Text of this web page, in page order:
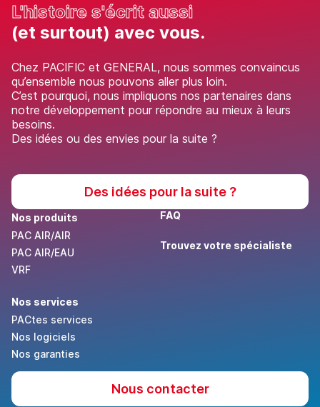
L'histoire s'écrit aussi
(et surtout) avec vous.
Chez PACIFIC et GENERAL, nous sommes convaincus
qu’ensemble nous pouvons aller plus loin.
C’est pourquoi, nous impliquons nos partenaires dans
notre développement pour répondre au mieux à leurs
besoins.
Des idées ou des envies pour la suite ?
Des idées pour la suite ?
Nos produits
PAC AIR/AIR
PAC AIR/EAU
VRF
Nos services
PACtes services
Nos logiciels
Nos garanties
FAQ
Trouvez votre spécialiste
Nous contacter